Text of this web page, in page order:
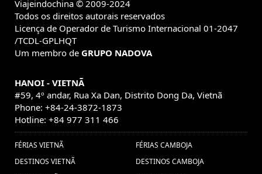
(1) ,Viagem para Laos (2) ,
Viagens para Laos (7) ,cultura de vietnam (1) ,
turistico a Laos (1) ,Turismo Camboya (1) ,excusão no Vietnã
(1) ,Pacote de viagem para Myanmar (2) ,
barata ao Camboja, Pacotes de viagens Camboja, Pacote de viagem ao
● Vacaciones a medida en Vietnam (1) ,
Mianmar (3) ,Férias Myanmar (1) ,Lago
Tonle Sap (1) ,Quang Binh (1) ,
camboya (1) ,Imagen de Bolívar (1) ,
14 dias en Myanmar Vietnam (1) ,
visados de
Vietnam (1) ,
Consejos viaje a Tailandia Guia de Viaje
Viajeindochina © 2009-2024
Todos os direitos autorais reservados
Licença de Operador de Turismo Internacional 01-2047
/TCDL-GPLHQT
Um membro de GRUPO NADOVA
HANOI - VIETNÃ
#59, 4º andar, Rua Xa Dan, Distrito Dong Da, Vietnã
Phone: +84-24-3872-1873
Hotline: +84 977 311 466
FÉRIAS VIETNÃ
DESTINOS VIETNÃ
FÉRIAS CAMBOJA
DESTINOS CAMBOJA